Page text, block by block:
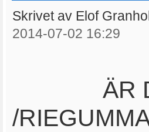
Skrivet av Elof
2014-07-02 16:29
ÄR
/